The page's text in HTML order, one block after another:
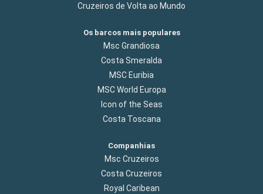
Cruzeiros de Volta ao Mundo
Os barcos mais populares
Msc Grandiosa
Costa Smeralda
MSC Euribia
MSC World Europa
Icon of the Seas
Costa Toscana
Companhias
Msc Cruzeiros
Costa Cruzeiros
Royal Caribean